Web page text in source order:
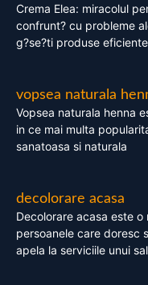
Crema Elea: miracolul
confrunt? cu probleme
g?se?ti produse
vopsea naturala
Vopsea naturala henna
in ce mai multa
sanatoasa si naturala
decolorare acasa
Decolorare acasa este
persoanele care doresc
apela la serviciile unui